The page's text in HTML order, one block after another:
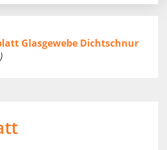
Glasgewebe Dichtschnur